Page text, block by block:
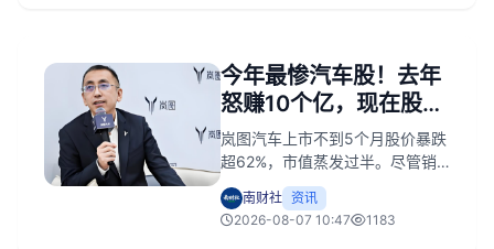
今年最惨汽车股！去年
怒赚10个亿，现在股价
暴跌62%
岚图汽车上市不到5个月股价暴跌
超62%，市值蒸发过半。尽管销
量走高，但盈利依赖补贴、关联
交易存疑、产品单一及流动性缺
陷等四重问题叠加，导致资本市
南财社 资讯
2026-08-07 10:47
1183